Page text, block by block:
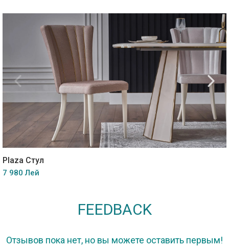
Plaza Стул
7 980 Лей
FEEDBACK
Отзывов пока нет, но вы можете оставить первым!